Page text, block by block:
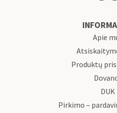
Apie
Produktų
DUK
Pirkimo –